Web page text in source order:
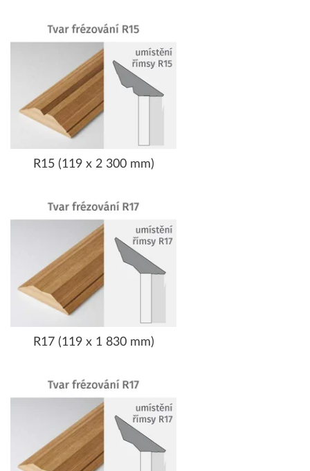
R15 (119 x 2 300 mm)
R17 (119 x 1 830 mm)